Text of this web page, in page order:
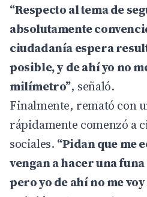
“Respecto al tema de
absolutamente
ciudadanía espera
posible, y de ahí yo no
milímetro”, señaló.
Finalmente, remató con
rápidamente comenzó a
sociales. “Pidan que me
vengan a hacer una
pero yo de ahí no me